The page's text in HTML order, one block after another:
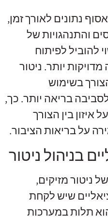
נתונים לאורך זמן,
והתנהגויות של
להוביל לפיתוח
יותר. ניטור
בשימוש
בריאה יותר. כך,
איזון בין הצורך
על בריאות הציבור.
בניהול ניטור
ניטור מזיקים,
שיש לקחת
תלות במערכות